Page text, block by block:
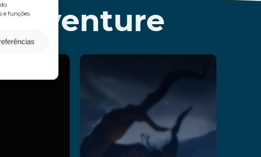
funções.
Z Rush Z
Ler mais